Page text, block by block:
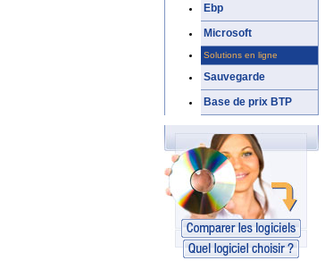
Ebp
Microsoft
Solutions en ligne
Sauvegarde
Base de prix BTP